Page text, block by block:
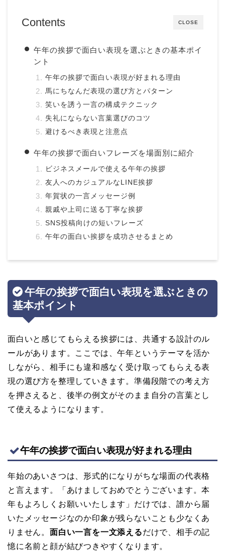
CLOSE
Contents
午年の挨拶で面白い表現を選ぶときの基本ポイ
ント
午年の挨拶で面白い表現が好まれる理由
馬にちなんだ表現の選び方とパターン
笑いを誘う一言の構成テクニック
失礼にならない言葉選びのコツ
避けるべき表現と注意点
午年の挨拶で面白いフレーズを場面別に紹介
ビジネスメールで使える午年の挨拶
友人へのカジュアルなLINE挨拶
年賀状の一言メッセージ例
親戚や上司に送る丁寧な挨拶
SNS投稿向けの短いフレーズ
午年の面白い挨拶を成功させるまとめ
午年の挨拶で面白い表現を選ぶときの
基本ポイント
面白いと感じてもらえる挨拶には、共通する設計のル
ールがあります。ここでは、午年というテーマを活か
しながら、相手にも違和感なく受け取ってもらえる表
現の選び方を整理していきます。準備段階での考え方
を押さえると、後半の例文がそのまま自分の言葉とし
て使えるようになります。
午年の挨拶で面白い表現が好まれる理由
年始のあいさつは、形式的になりがちな場面の代表格
と言えます。「あけましておめでとうございます。本
年もよろしくお願いいたします」だけでは、誰から届
いたメッセージなのか印象が残らないことも少なくあ
りません。 面白い一言を一文添えるだけで、相手の記
憶に名前と顔が結びつきやすくなります。